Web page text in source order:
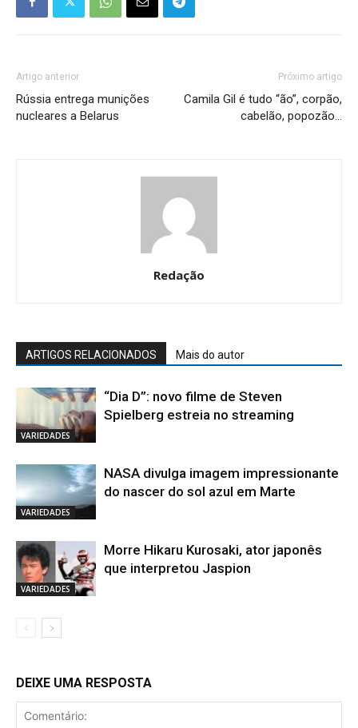
Artigo anterior
Rússia entrega munições
nucleares a Belarus
Próximo artigo
Camila Gil é tudo “ão”, corpão,
cabelão, popozão…
Redação
ARTIGOS RELACIONADOS Mais do autor
VARIEDADES
“Dia D”: novo filme de Steven
Spielberg estreia no streaming
VARIEDADES
NASA divulga imagem impressionante
do nascer do sol azul em Marte
VARIEDADES
Morre Hikaru Kurosaki, ator japonês
que interpretou Jaspion
DEIXE UMA RESPOSTA